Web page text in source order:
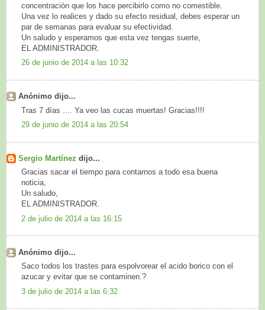
concentración que los hace percibirlo como no comestible.
Una vez lo realices y dado su efecto residual, debes esperar un
par de semanas para evaluar su efectividad.
Un saludo y esperamos que esta vez tengas suerte,
EL ADMINISTRADOR.
26 de junio de 2014 a las 10:32
Anónimo dijo...
Tras 7 días .... Ya veo las cucas muertas! Gracias!!!!
29 de junio de 2014 a las 20:54
Sergio Martínez dijo...
Gracias sacar el tiempo para contarnos a todo esa buena
noticia,
Un saludo,
EL ADMINISTRADOR.
2 de julio de 2014 a las 16:15
Anónimo dijo...
Saco todos los trastes para espolvorear el acido borico con el
azucar y evitar que se contaminen.?
3 de julio de 2014 a las 6:32